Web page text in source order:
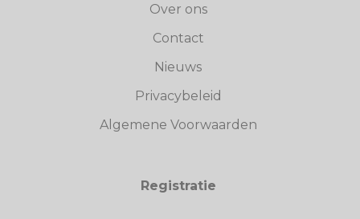
Over ons
Contact
Nieuws
Privacybeleid
Algemene Voorwaarden
Registratie